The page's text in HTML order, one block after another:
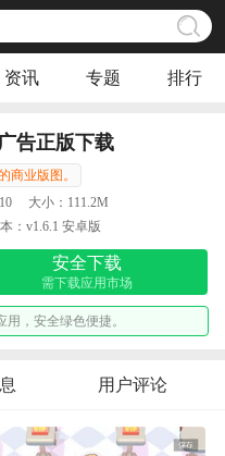
资讯 专题 排行
告正版下载
商业版图。
大小： 111.2M
： v1.6.1 安卓版
安全下载
需下载应用市场
，安全绿色便捷。
用户评论